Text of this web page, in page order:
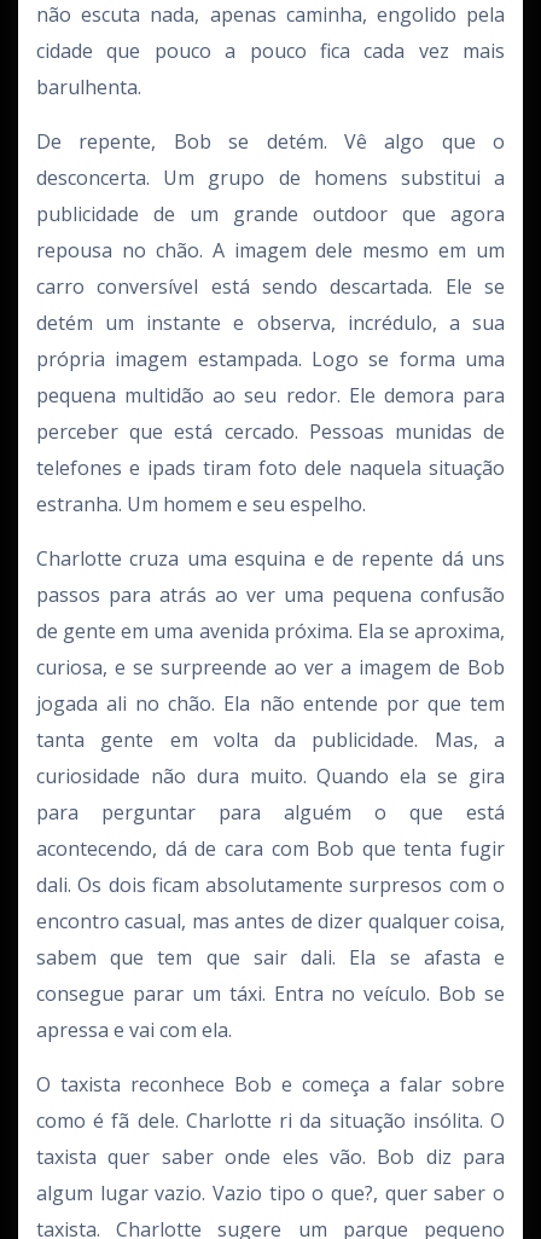
não escuta nada, apenas caminha, engolido pela
cidade que pouco a pouco fica cada vez mais
barulhenta.
De repente, Bob se detém. Vê algo que o
desconcerta. Um grupo de homens substitui a
publicidade de um grande outdoor que agora
repousa no chão. A imagem dele mesmo em um
carro conversível está sendo descartada. Ele se
detém um instante e observa, incrédulo, a sua
própria imagem estampada. Logo se forma uma
pequena multidão ao seu redor. Ele demora para
perceber que está cercado. Pessoas munidas de
telefones e ipads tiram foto dele naquela situação
estranha. Um homem e seu espelho.
Charlotte cruza uma esquina e de repente dá uns
passos para atrás ao ver uma pequena confusão
de gente em uma avenida próxima. Ela se aproxima,
curiosa, e se surpreende ao ver a imagem de Bob
jogada ali no chão. Ela não entende por que tem
tanta gente em volta da publicidade. Mas, a
curiosidade não dura muito. Quando ela se gira
para perguntar para alguém o que está
acontecendo, dá de cara com Bob que tenta fugir
dali. Os dois ficam absolutamente surpresos com o
encontro casual, mas antes de dizer qualquer coisa,
sabem que tem que sair dali. Ela se afasta e
consegue parar um táxi. Entra no veículo. Bob se
apressa e vai com ela.
O taxista reconhece Bob e começa a falar sobre
como é fã dele. Charlotte ri da situação insólita. O
taxista quer saber onde eles vão. Bob diz para
algum lugar vazio. Vazio tipo o que?, quer saber o
taxista. Charlotte sugere um parque pequeno